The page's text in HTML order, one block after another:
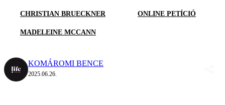
CHRISTIAN BRUECKNER ONLINE PETÍCIÓ
MADELEINE MCCANN
KOMÁROMI BENCE
2025.06.26.